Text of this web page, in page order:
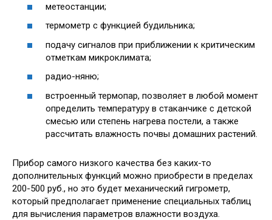
метеостанции;
термометр с функцией будильника;
подачу сигналов при приближении к критическим
отметкам микроклимата;
радио-няню;
встроенный термопар, позволяет в любой момент
определить температуру в стаканчике с детской
смесью или степень нагрева постели, а также
рассчитать влажность почвы домашних растений.
Прибор самого низкого качества без каких-то
дополнительных функций можно приобрести в пределах
200-500 руб., но это будет механический гигрометр,
который предполагает применение специальных таблиц
для вычисления параметров влажности воздуха.